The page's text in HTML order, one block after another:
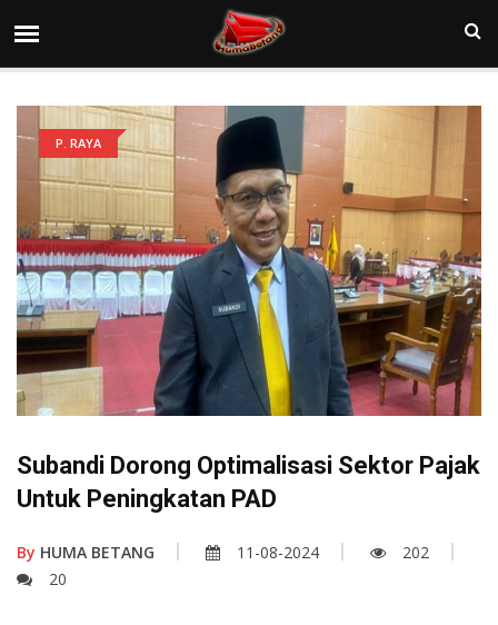
P. RAYA
Subandi Dorong Optimalisasi Sektor Pajak
Untuk Peningkatan PAD
By HUMA BETANG 11-08-2024
202
20